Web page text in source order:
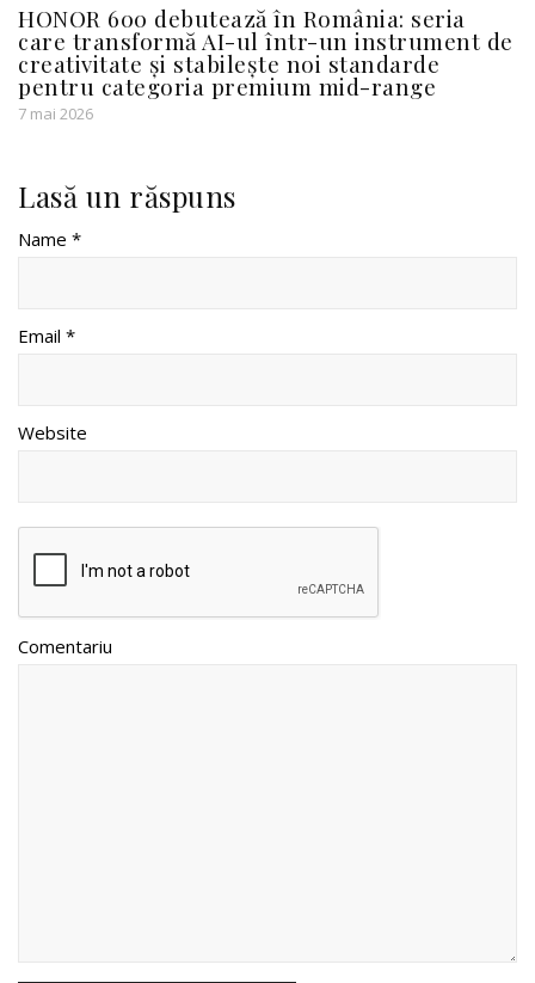
HONOR 600 debutează în România: seria
care transformă AI-ul într-un instrument de
creativitate și stabilește noi standarde
pentru categoria premium mid-range
7 mai 2026
Lasă un răspuns
Name *
Email *
Website
Comentariu